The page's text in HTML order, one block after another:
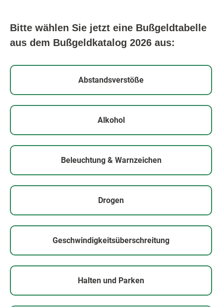
Bitte wählen Sie jetzt eine Bußgeldtabelle
aus dem Bußgeldkatalog 2026 aus:
Abstandsverstöße
Alkohol
Beleuchtung & Warnzeichen
Drogen
Geschwindigkeitsüberschreitung
Halten und Parken